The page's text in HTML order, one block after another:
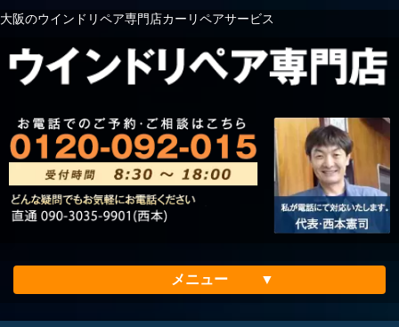
大阪のウインドリペア専門店カーリペアサービス
メニュー